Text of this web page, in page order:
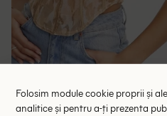
Folosim module cookie proprii și
analitice și pentru a-ți prezenta